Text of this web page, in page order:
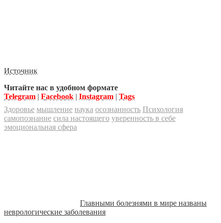
Источник
Читайте нас в удобном формате
Telegram | Facebook | Instagram | Tags
Здоровье мышление наука осознанность Психология
самопознание сила настоящего уверенность в себе
эмоциональная сфера
Главными болезнями в мире названы
неврологические заболевания